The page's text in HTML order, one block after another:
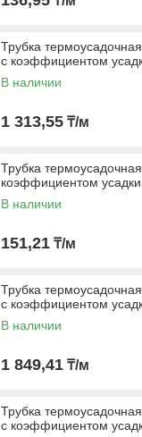
Трубка
с коэффициентом
В наличии
1 313,55 ₸/м
Трубка
коэффициентом усадки
В наличии
151,21 ₸/м
Трубка
с коэффициентом
В наличии
1 849,41 ₸/м
Трубка
с коэффициентом